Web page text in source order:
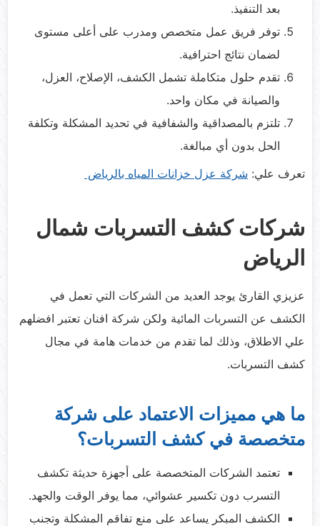
بعد التنفيذ.
توفر فريق عمل متخصص ومدرب على أعلى مستوى
لضمان نتائج احترافية.
تقدم حلول متكاملة تشمل الكشف، الإصلاح، العزل،
والصيانة في مكان واحد.
تلتزم بالمصداقية والشفافية في تحديد المشكلة وتكلفة
الحل بدون أي مبالغة.
تعرف علي: شركة عزل خزانات المياه بالرياض
شركات كشف التسربات شمال
الرياض
عزيزي القارئ يوجد العديد من الشركات التي تعمل في
الكشف عن التسربات المائية ولكن شركة افنان تعتبر افضلهم
علي الاطلاق، وذلك لما تقدم من خدمات هامة في مجال
كشف التسربات.
ما هي مميزات الاعتماد على شركة
متخصصة في كشف التسربات؟
تعتمد الشركات المتخصصة على أجهزة حديثة تكشف
التسرب دون تكسير عشوائي، مما يوفر الوقت والجهد.
الكشف المبكر يساعد على منع تفاقم المشكلة وتجنب